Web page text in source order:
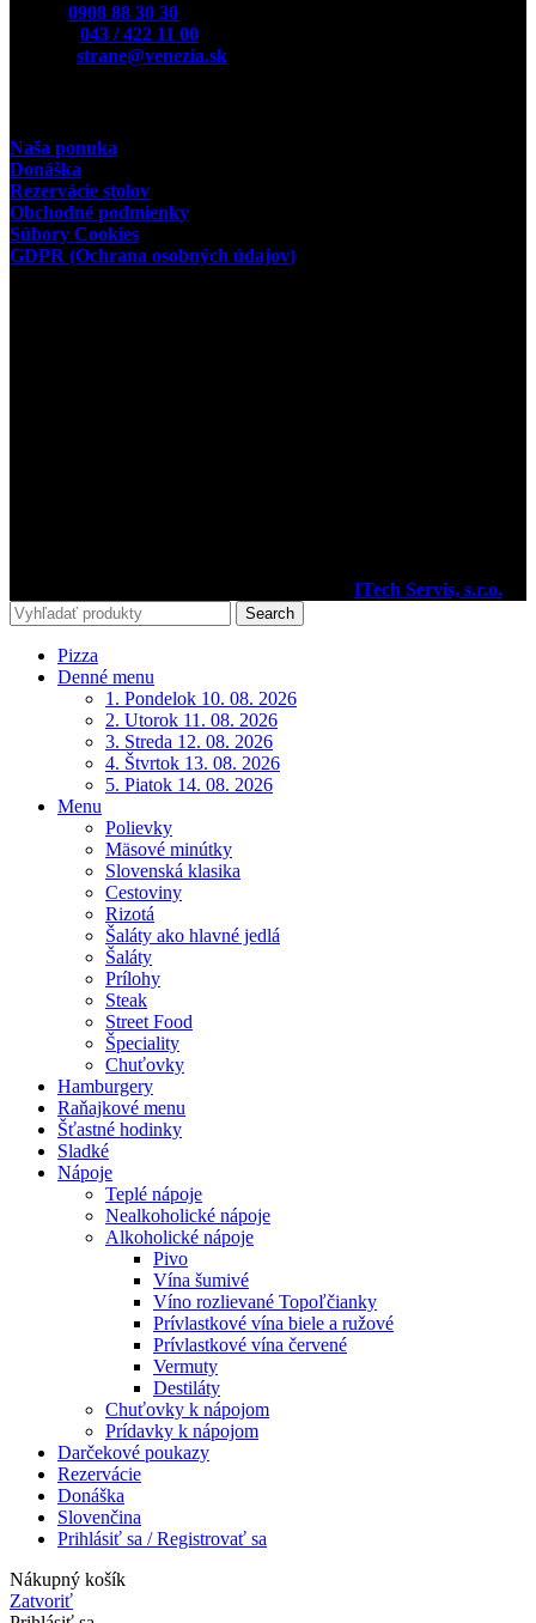
0908 88 30 30
043 / 422 11 00
strane@venezia.sk
Naša ponuka
Donáška
Rezervácie stolov
Obchodné podmienky
Súbory Cookies
GDPR (Ochrana osobných údajov)
ITech Servis, s.r.o.
Search
Pizza
Denné menu
1. Pondelok 10. 08. 2026
2. Utorok 11. 08. 2026
3. Streda 12. 08. 2026
4. Štvrtok 13. 08. 2026
5. Piatok 14. 08. 2026
Menu
Polievky
Mäsové minútky
Slovenská klasika
Cestoviny
Rizotá
Šaláty ako hlavné jedlá
Šaláty
Prílohy
Steak
Street Food
Špeciality
Chuťovky
Hamburgery
Raňajkové menu
Šťastné hodinky
Sladké
Nápoje
Teplé nápoje
Nealkoholické nápoje
Alkoholické nápoje
Pivo
Vína šumivé
Víno rozlievané Topoľčianky
Prívlastkové vína biele a ružové
Prívlastkové vína červené
Vermuty
Destiláty
Chuťovky k nápojom
Prídavky k nápojom
Darčekové poukazy
Rezervácie
Donáška
Slovenčina
Prihlásiť sa / Registrovať sa
Nákupný košík
Zatvoriť